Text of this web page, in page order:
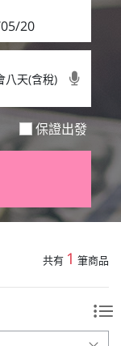
保證出發
共有 1 筆商品